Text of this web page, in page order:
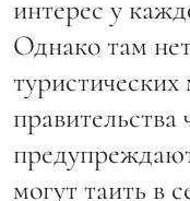
интерес у
Однако там
правительства
могут таить в